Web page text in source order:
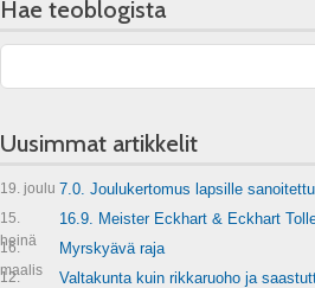
Hae teoblogista
Uusimmat artikkelit
19. joulu 7.0. Joulukertomus lapsille
15.
heinä
16.9. Meister Eckhart & Eckhart
16.
maalis
Myrskyävä raja
12.
Valtakunta kuin rikkaruoho ja